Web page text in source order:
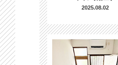
2025.08.02